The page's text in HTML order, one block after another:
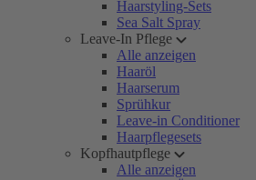
Haarstyling-Sets
Sea Salt Spray
Leave-In Pflege
Alle anzeigen
Haaröl
Haarserum
Sprühkur
Leave-in Conditioner
Haarpflegesets
Kopfhautpflege
Alle anzeigen